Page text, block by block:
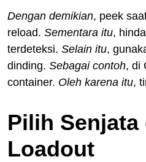
Dengan demikian, peek
reload. Sementara itu,
terdeteksi. Selain itu,
dinding. Sebagai contoh, di
container. Oleh karena itu,
Pilih Senjata
Loadout